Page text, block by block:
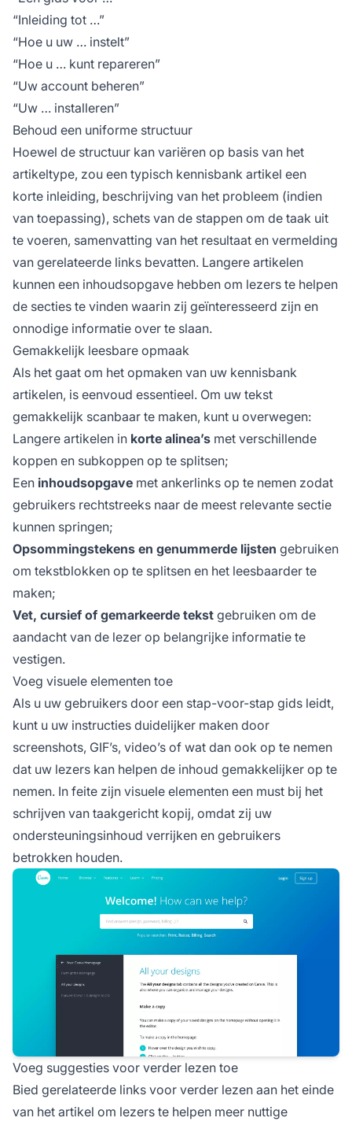
“Inleiding tot …”
“Hoe u uw … instelt”
“Hoe u … kunt repareren”
“Uw account beheren”
“Uw … installeren”
Behoud een uniforme structuur
Hoewel de structuur kan variëren op basis van het
artikeltype, zou een typisch kennisbank artikel een
korte inleiding, beschrijving van het probleem (indien
van toepassing), schets van de stappen om de taak uit
te voeren, samenvatting van het resultaat en vermelding
van gerelateerde links bevatten. Langere artikelen
kunnen een inhoudsopgave hebben om lezers te helpen
de secties te vinden waarin zij geïnteresseerd zijn en
onnodige informatie over te slaan.
Gemakkelijk leesbare opmaak
Als het gaat om het opmaken van uw kennisbank
artikelen, is eenvoud essentieel. Om uw tekst
gemakkelijk scanbaar te maken, kunt u overwegen:
Langere artikelen in korte alinea’s met verschillende
koppen en subkoppen op te splitsen;
Een inhoudsopgave met ankerlinks op te nemen zodat
gebruikers rechtstreeks naar de meest relevante sectie
kunnen springen;
Opsommingstekens en genummerde lijsten gebruiken
om tekstblokken op te splitsen en het leesbaarder te
maken;
Vet, cursief of gemarkeerde tekst gebruiken om de
aandacht van de lezer op belangrijke informatie te
vestigen.
Voeg visuele elementen toe
Als u uw gebruikers door een stap-voor-stap gids leidt,
kunt u uw instructies duidelijker maken door
screenshots, GIF’s, video’s of wat dan ook op te nemen
dat uw lezers kan helpen de inhoud gemakkelijker op te
nemen. In feite zijn visuele elementen een must bij het
schrijven van taakgericht kopij, omdat zij uw
ondersteuningsinhoud verrijken en gebruikers
betrokken houden.
Voeg suggesties voor verder lezen toe
Bied gerelateerde links voor verder lezen aan het einde
van het artikel om lezers te helpen meer nuttige